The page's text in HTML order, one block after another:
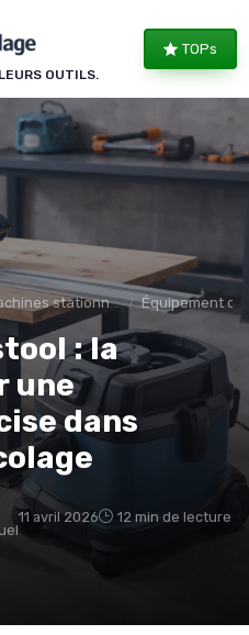
OUTILS.
TOPs
stationnaires Équipement
: la
une
dans
11 avril 2026 12 min de lecture